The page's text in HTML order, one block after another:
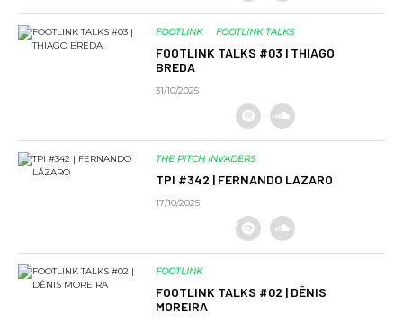
FOOTLINK FOOTLINK TALKS
FOOTLINK TALKS #03 | THIAGO
BREDA
31/10/2025
THE PITCH INVADERS
TPI #342 | FERNANDO LÁZARO
17/10/2025
FOOTLINK
FOOTLINK TALKS #02 | DÊNIS
MOREIRA